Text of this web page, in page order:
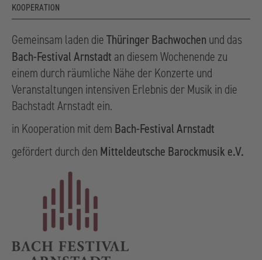
KOOPERATION
Gemeinsam laden dieThüringer Bachwochen und das
Bach-Festival Arnstadt an diesem Wochenende zu
einem durch räumliche Nähe der Konzerte und
Veranstaltungen intensiven Erlebnis der Musik in die
Bachstadt Arnstadt ein.
in Kooperation mit dem Bach-Festival Arnstadt
gefördert durch den Mitteldeutsche Barockmusik e.V.